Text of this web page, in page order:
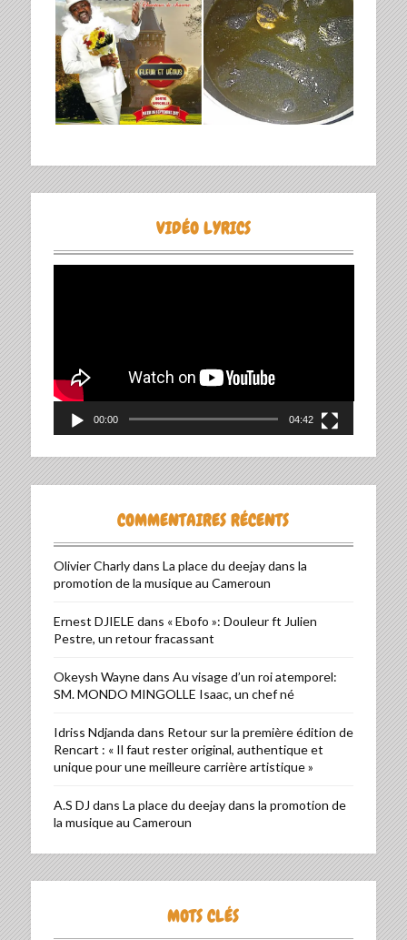
VIDÉO LYRICS
00:00 04:42
COMMENTAIRES RÉCENTS
Olivier Charlydans La place du deejay dans la
promotion de la musique au Cameroun
Ernest DJIELE dans « Ebofo »: Douleur ft Julien
Pestre, un retour fracassant
Okeysh Waynedans Au visage d’un roi atemporel:
SM. MONDO MINGOLLE Isaac, un chef né
Idriss Ndjanda dans Retour sur la première édition de
Rencart : « Il faut rester original, authentique et
unique pour une meilleure carrière artistique »
A.S DJ dans La place du deejay dans la promotion de
la musique au Cameroun
MOTS CLÉS